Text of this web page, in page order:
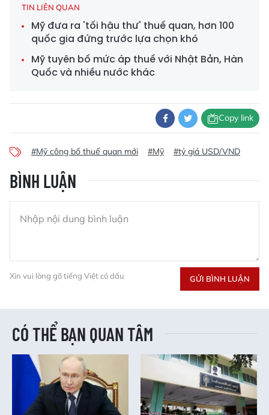
TIN LIÊN QUAN
Mỹ đưa ra 'tối hậu thư' thuế quan, hơn 100
quốc gia đứng trước lựa chọn khó
Mỹ tuyên bố mức áp thuế với Nhật Bản, Hàn
Quốc và nhiều nước khác
Copy link
#Mỹ công bố thuế quan mới #Mỹ #tỷ giá USD/VND
BÌNH LUẬN
Xin vui lòng gõ tiếng Việt có dấu GỬI BÌNH LUẬN
CÓ THỂ BẠN QUAN TÂM